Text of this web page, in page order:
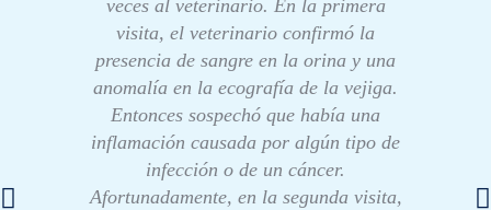
veces al veterinario. En la primera
visita, el veterinario confirmó la
presencia de sangre en la orina y una
anomalía en la ecografía de la vejiga.
Entonces sospechó que había una
inflamación causada por algún tipo de
infección o de un cáncer.
Afortunadamente, en la segunda visita,